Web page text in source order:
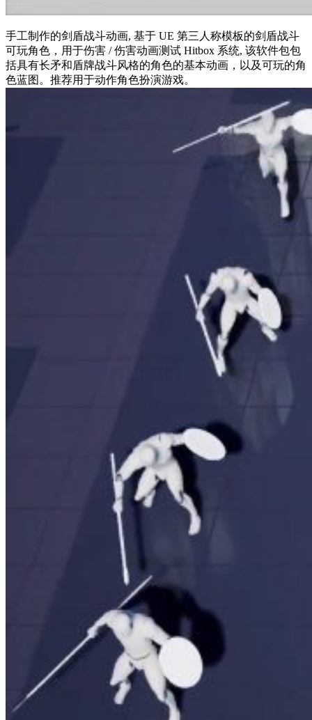
手工制作的剑盾战斗动画, 基于 UE 第三人称模板的剑盾战斗
可玩角色，用于伤害 / 伤害动画测试 Hitbox 系统, 该软件包包
括具有长矛和盾牌战斗风格的角色的基本动画，以及可玩的角
色蓝图。推荐用于动作角色扮演游戏。